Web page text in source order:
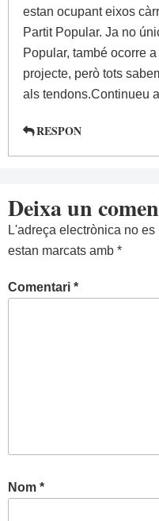
estan ocupant eixos
Partit Popular. Ja no
Popular, també ocorre
projecte, però tots
als tendons.Continueu
RESPON
Deixa un
L'adreça electrònica no es
estan marcats amb *
Comentari *
Nom *